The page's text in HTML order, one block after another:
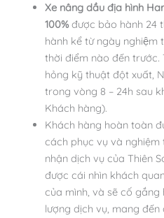
Xe nâng dầu địa hình
100%được bảo hành 24
hành kể từ ngày nghiệm
thời điểm nào đến trước.
hỏng kỹ thuật đột xuất,
trong vòng 8 – 24h sau
Khách hàng).
Khách hàng hoàn toàn
cách phục vụ và
nhận dịch vụ của Thiên
được cái nhìn khách
của mình, và sẽ cố
lượng dịch vụ, mang